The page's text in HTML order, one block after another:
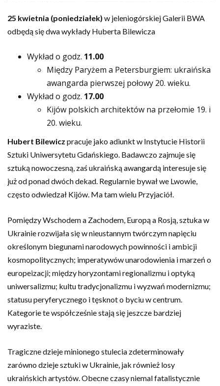
25 kwietnia (poniedziałek) w jeleniogórskiej Galerii BWA
odbędą się dwa wykłady Huberta Bilewicza
Wykład o godz. 11.00
Między Paryżem a Petersburgiem: ukraińska
awangarda pierwszej połowy 20. wieku.
Wykład o godz. 17.00
Kijów polskich architektów na przełomie 19. i
20. wieku.
Hubert Bilewicz pracuje jako adiunkt w Instytucie Historii
Sztuki Uniwersytetu Gdańskiego. Badawczo zajmuje się
sztuką nowoczesną, zaś ukraińską awangardą interesuje się
już od ponad dwóch dekad. Regularnie bywał we Lwowie,
często odwiedzał Kijów. Ma tam wielu Przyjaciół.
Pomiędzy Wschodem a Zachodem, Europą a Rosją, sztuka w
Ukrainie rozwijała się w nieustannym twórczym napięciu
określonym biegunami narodowych powinności i ambicji
kosmopolitycznych; imperatywów unarodowienia i marzeń o
europeizacji; między horyzontami regionalizmu i optyką
uniwersalizmu; kultu tradycjonalizmu i wyzwań modernizmu;
statusu peryferycznego i tęsknot o byciu w centrum.
Kategorie te współcześnie stają się jeszcze bardziej
wyraziste.
Tragiczne dzieje minionego stulecia zdeterminowały
zarówno dzieje sztuki w Ukrainie, jak również losy
ukraińskich artystów. Obecne czasy niemal fatalistycznie